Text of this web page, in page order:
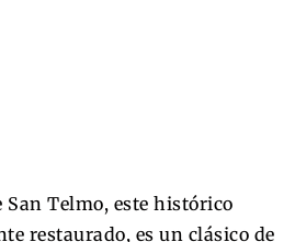
San Telmo, este histórico
restaurado, es un clásico de